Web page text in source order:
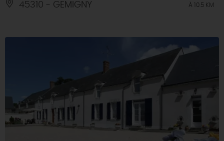
45310 - GEMIGNY À 10.5 KM